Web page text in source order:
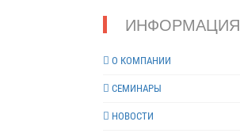
ИНФОРМАЦИЯ
О КОМПАНИИ
СЕМИНАРЫ
НОВОСТИ